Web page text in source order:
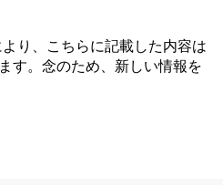
り、こちらに記載した内容は
す。念のため、新しい情報を